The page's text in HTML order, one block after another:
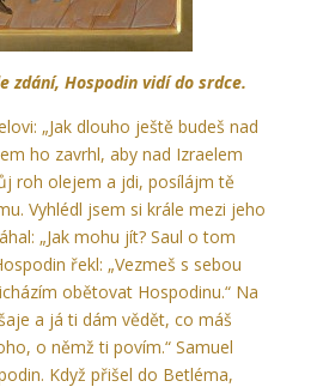
zdání, Hospodin vidí do srdce.
„Jak dlouho ještě budeš nad
ho zavrhl, aby nad Izraelem
roh olejem a jdi, posílájm tě
Vyhlédl jsem si krále mezi jeho
„Jak mohu jít? Saul o tom
řekl: „Vezmeš s sebou
obětovat Hospodinu.“ Na
a já ti dám vědět, co máš
o němž ti povím.“ Samuel
Když přišel do Betléma,